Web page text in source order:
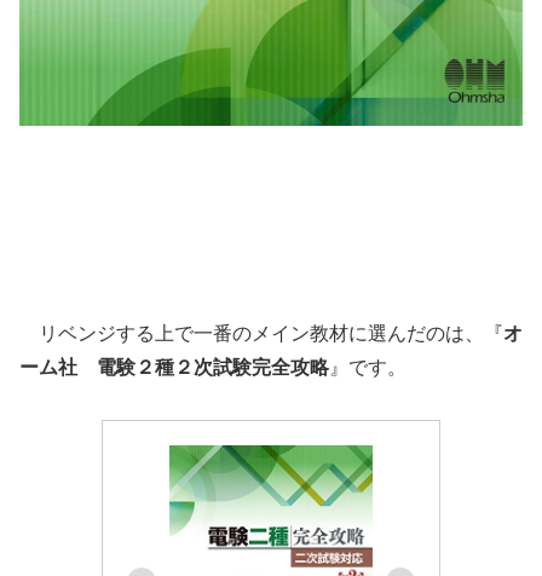
リベンジする上で一番のメイン教材に選んだのは、『オ
ーム社
電験２種２次試験完全攻略』です。